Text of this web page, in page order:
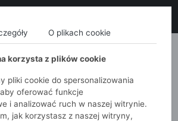
QUIOSQUE
O plikach cookie
korzysta z plików cookie
pliki cookie do spersonalizowania
oferować funkcje
i analizować ruch w naszej witrynie.
jak korzystasz z naszej witryny,